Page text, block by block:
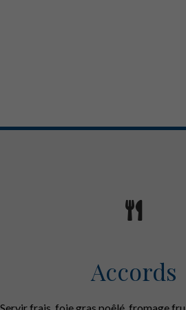
Accords
Servir frais, foie gras poêlé, fromage